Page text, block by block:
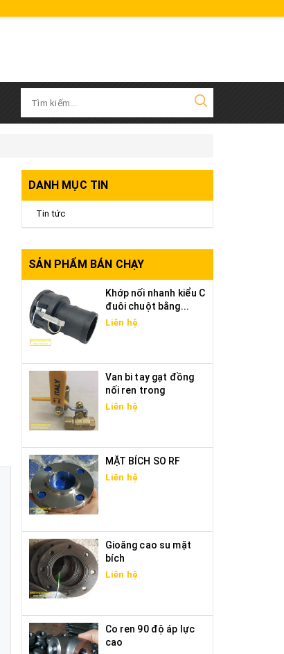
DANH MỤC TIN
Tin tức
SẢN PHẨM BÁN CHẠY
Khớp nối nhanh kiểu C
đuôi chuột bằng...
Liên hệ
Van bi tay gạt đồng
nối ren trong
Liên hệ
MẶT BÍCH SO RF
Liên hệ
Gioăng cao su mặt
bích
Liên hệ
Co ren 90 độ áp lực
cao